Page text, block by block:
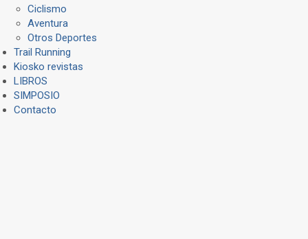
Ciclismo
Aventura
Otros Deportes
Trail Running
Kiosko revistas
LIBROS
SIMPOSIO
Contacto